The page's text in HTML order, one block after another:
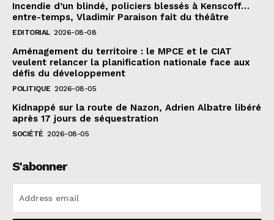
Incendie d’un blindé, policiers blessés à Kenscoff…
entre-temps, Vladimir Paraison fait du théâtre
EDITORIAL 2026-08-08
Aménagement du territoire : le MPCE et le CIAT
veulent relancer la planification nationale face aux
défis du développement
POLITIQUE 2026-08-05
Kidnappé sur la route de Nazon, Adrien Albatre libéré
après 17 jours de séquestration
SOCIÉTÉ 2026-08-05
S'abonner